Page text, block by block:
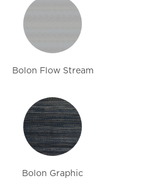
Bolon Flow Stream
Bolon Graphic